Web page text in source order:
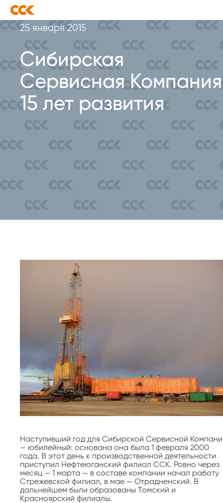
25 января 2015
Сибирская
Сервисная
15 лет развития
Наступивший год для Сибирской Сервисной
— юбилейный: основана она была 1 февраля 2000
года. В этот день к производственной деятельности
приступил Нефтеюганский филиал ССК. Ровно через
месяц — 1 марта — в составе компании начал работу
Стрежевской филиал, в мае — Отрадненский. В
дальнейшем были образованы Томский и
Красноярский филиалы.